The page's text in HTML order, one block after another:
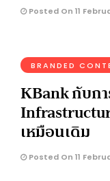
Posted On 11
BRANDED
KBank กับก
เหมือนเดิม
Posted On 11